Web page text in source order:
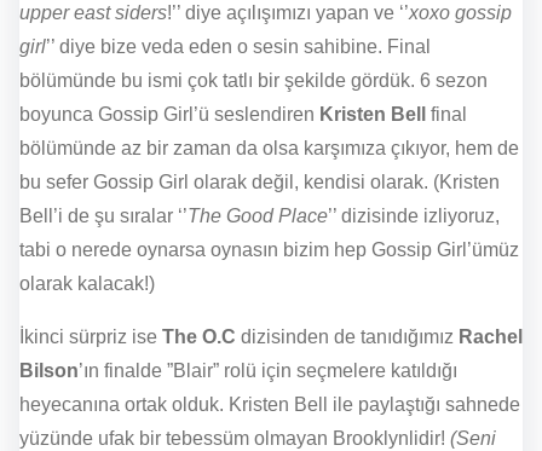
upper east siders!’’ diye açılışımızı yapan ve ‘’xoxo gossip
girl’’ diye bize veda eden o sesin sahibine. Final
bölümünde bu ismi çok tatlı bir şekilde gördük. 6 sezon
boyunca Gossip Girl’ü seslendiren Kristen Bell
final
bölümünde az bir zaman da olsa karşımıza çıkıyor, hem de
bu sefer Gossip Girl olarak değil, kendisi olarak. (Kristen
Bell’i de şu sıralar ‘’The Good Place’’ dizisinde izliyoruz,
tabi o nerede oynarsa oynasın bizim hep Gossip Girl’ümüz
olarak kalacak!)
İkinci sürpriz ise The O.C dizisinden de tanıdığımız Rachel
Bilson’ın finalde ”Blair” rolü için seçmelere katıldığı
heyecanına ortak olduk. Kristen Bell ile paylaştığı sahnede
yüzünde ufak bir tebessüm olmayan Brooklynlidir! (Seni